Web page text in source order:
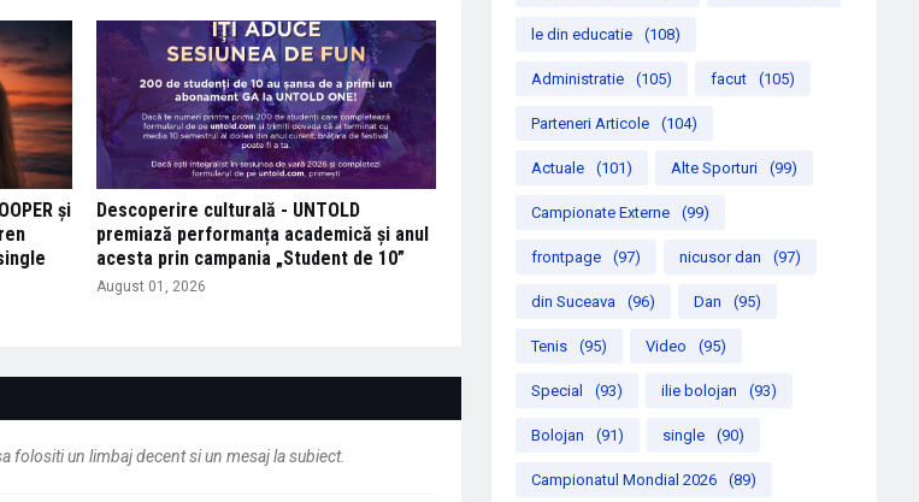
și
Descoperire culturală - UNTOLD
premiază performanța academică și anul
acesta prin campania „Student de 10”
August 01, 2026
folositi un limbaj decent si un mesaj la subiect.
le din educatie (108)
Administratie (105) facut (105)
Parteneri Articole (104)
Actuale (101) Alte Sporturi (99)
Campionate Externe (99)
frontpage (97) nicusor dan (97)
din Suceava (96) Dan (95)
Tenis (95) Video (95)
Special (93) ilie bolojan (93)
Bolojan (91) single (90)
Campionatul Mondial 2026 (89)